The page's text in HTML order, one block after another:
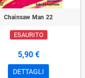
Chainsaw Man 22
ESAURITO
5,90 €
DETTAGLI